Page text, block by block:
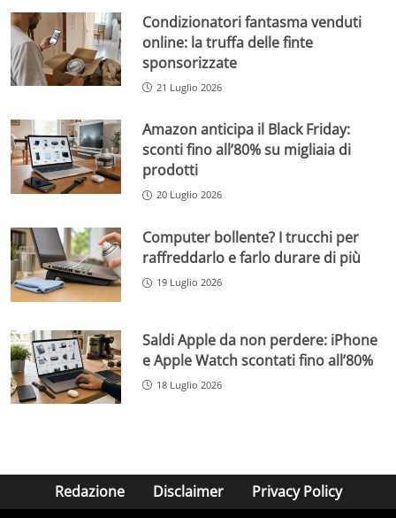
Condizionatori fantasma venduti
online: la truffa delle finte
sponsorizzate
21 Luglio 2026
Amazon anticipa il Black Friday:
sconti fino all’80% su migliaia di
prodotti
20 Luglio 2026
Computer bollente? I trucchi per
raffreddarlo e farlo durare di più
19 Luglio 2026
Saldi Apple da non perdere: iPhone
e Apple Watch scontati fino all’80%
18 Luglio 2026
Redazione Disclaimer Privacy Policy